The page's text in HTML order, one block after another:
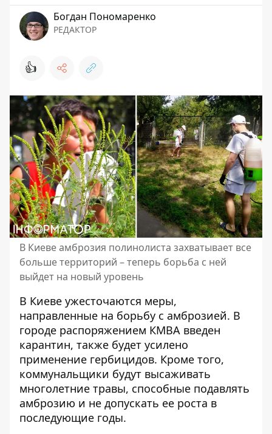
Богдан Пономаренко
РЕДАКТОР
👍
В Киеве амброзия полинолиста захватывает все
больше территорий – теперь борьба с ней
выйдет на новый уровень
В Киеве ужесточаются меры,
направленные на борьбу с амброзией. В
городе распоряжением КМВА введен
карантин, также будет усилено
применение гербицидов. Кроме того,
коммунальщики будут высаживать
многолетние травы, способные подавлять
амброзию и не допускать ее роста в
последующие годы.